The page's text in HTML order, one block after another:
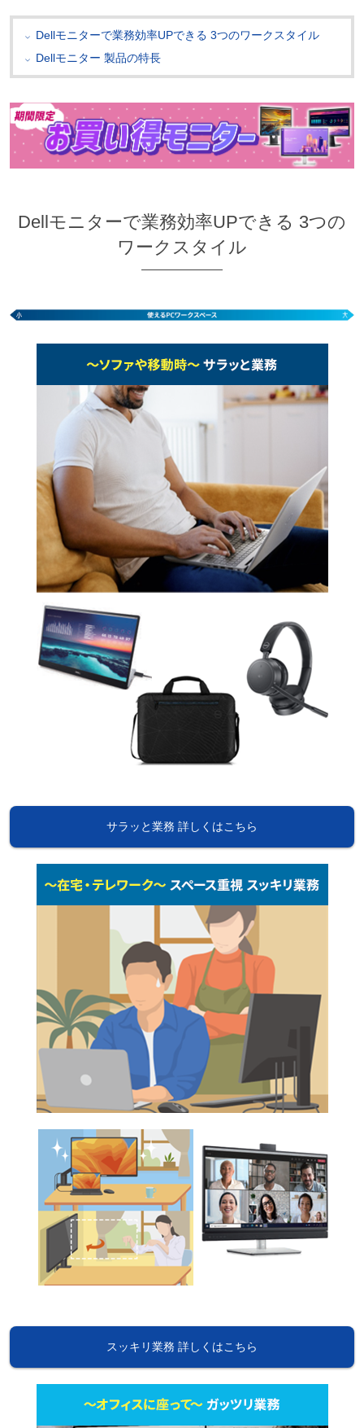
Dellモニターで業務効率UPできる 3つのワークスタイル
Dellモニター 製品の特長
Dellモニターで業務効率UPできる 3つの
ワークスタイル
サラッと業務 詳しくはこちら
スッキリ業務 詳しくはこちら